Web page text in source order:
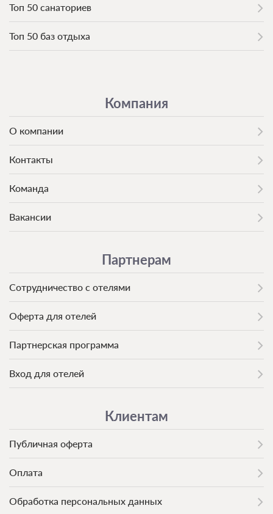
Топ 50 санаториев
Топ 50 баз отдыха
Компания
О компании
Контакты
Команда
Вакансии
Партнерам
Сотрудничество с отелями
Оферта для отелей
Партнерская программа
Вход для отелей
Клиентам
Публичная оферта
Оплата
Обработка персональных данных